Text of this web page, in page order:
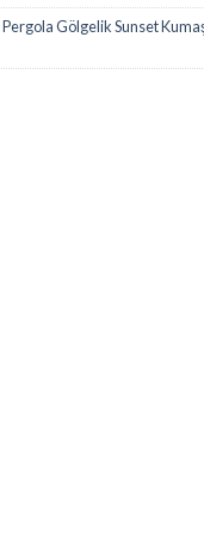
Pergola Gölgelik Sunset